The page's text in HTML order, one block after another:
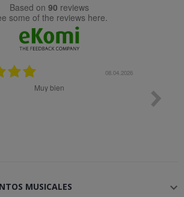
based on 90 reviews
some of the reviews here.
08.04.2026
Muy bien
MUSICALES 